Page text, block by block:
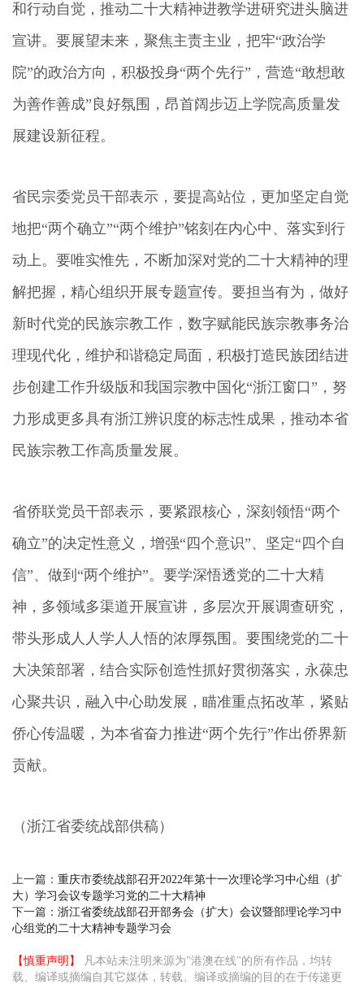
和行动自觉，推动二十大精神进教学进研究进头脑进
宣讲。要展望未来，聚焦主责主业，把牢“政治学
院”的政治方向，积极投身“两个先行”，营造“敢想敢
为善作善成”良好氛围，昂首阔步迈上学院高质量发
展建设新征程。
省民宗委党员干部表示，要提高站位，更加坚定自觉
地把“两个确立”“两个维护”铭刻在内心中、落实到行
动上。要唯实惟先，不断加深对党的二十大精神的理
解把握，精心组织开展专题宣传。要担当有为，做好
新时代党的民族宗教工作，数字赋能民族宗教事务治
理现代化，维护和谐稳定局面，积极打造民族团结进
步创建工作升级版和我国宗教中国化“浙江窗口”，努
力形成更多具有浙江辨识度的标志性成果，推动本省
民族宗教工作高质量发展。
省侨联党员干部表示，要紧跟核心，深刻领悟“两个
确立”的决定性意义，增强“四个意识”、坚定“四个自
信”、做到“两个维护”。要学深悟透党的二十大精
神，多领域多渠道开展宣讲，多层次开展调查研究，
带头形成人人学人人悟的浓厚氛围。要围绕党的二十
大决策部署，结合实际创造性抓好贯彻落实，永葆忠
心聚共识，融入中心助发展，瞄准重点拓改革，紧贴
侨心传温暖，为本省奋力推进“两个先行”作出侨界新
贡献。
（浙江省委统战部供稿）
上一篇： 重庆市委统战部召开2022年第十一次理论学习中心组（扩
大）学习会议专题学习党的二十大精神
下一篇： 浙江省委统战部召开部务会（扩大）会议暨部理论学习中
心组党的二十大精神专题学习会
【慎重声明】
凡本站未注明来源为"港澳在线"的所有作品，均转
载、编译或摘编自其它媒体，转载、编译或摘编的目的在于传递更